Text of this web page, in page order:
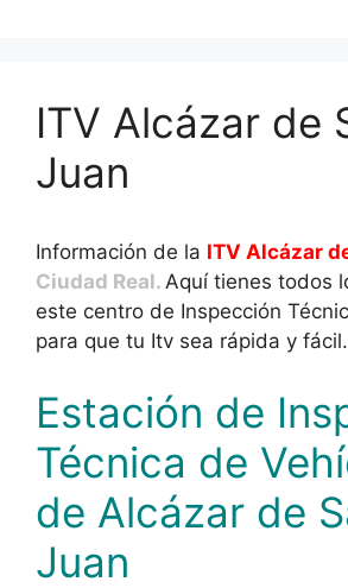
ITV Alcázar de
Juan
Información de la ITV Alcázar
Ciudad Real. Aquí tienes todos
este centro de Inspección
para que tu Itv sea rápida y fácil.
Estación de
Técnica de
de Alcázar de
Juan